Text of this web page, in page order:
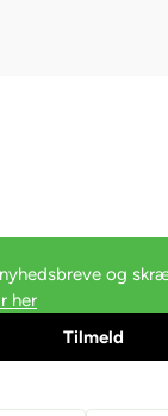
og
her